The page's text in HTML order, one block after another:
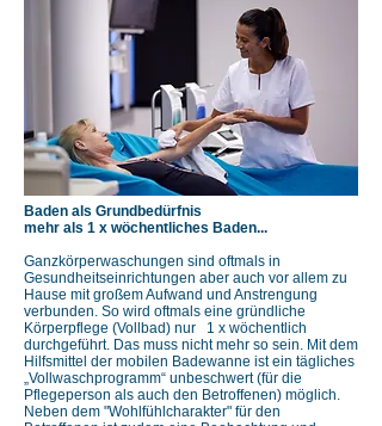
Baden als Grundbedürfnis
​mehr als 1 x wöchentliches Baden...
Ganzkörperwaschungen sind oftmals in
Gesundheitseinrichtungen aber auch vor allem zu
Hause mit großem Aufwand und Anstrengung
verbunden. So wird oftmals eine gründliche
Körperpflege (Vollbad) nur 1 x wöchentlich
durchgeführt. Das muss nicht mehr so sein. Mit dem
Hilfsmittel der mobilen Badewanne ist ein tägliches
„Vollwaschprogramm“ unbeschwert (für die
Pflegeperson als auch den Betroffenen) möglich.
Neben dem "Wohlfühlcharakter" für den